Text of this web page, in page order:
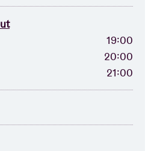
19:00
20:00
21:00